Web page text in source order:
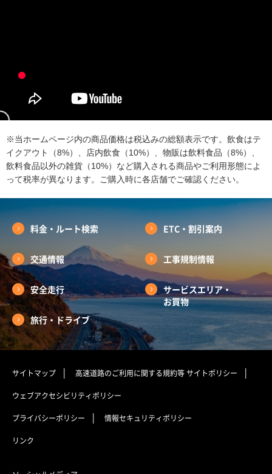
※当ホームページ内の商品価格は税込みの総額表示です。飲食はテ
イクアウト（8%）、店内飲食（10%）、物販は飲料食品（8%）、
飲料食品以外の雑貨（10%）など購入される商品やご利用形態によ
って税率が異なります。ご購入時に各店舗でご確認ください。
料金・ルート検索 ETC・割引案内
交通情報 工事規制情報
安全走行
サービスエリア・
お買物
旅行・ドライブ
サイトマップ 高速道路のご利用に関する規約等サイトポリシー
ウェブアクセシビリティポリシー
プライバシーポリシー 情報セキュリティポリシー
リンク